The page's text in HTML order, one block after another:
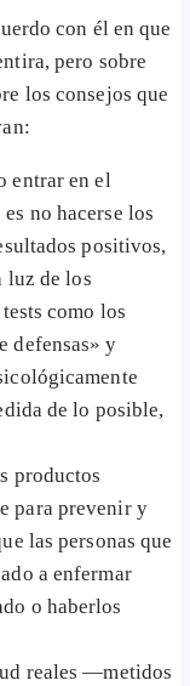
con él en que
pero sobre
los consejos que
entrar en el
no hacerse los
positivos,
luz de los
como los
defensas» y
de lo posible,
productos
para prevenir y
las personas que
a enfermar
o haberlos
reales —metidos